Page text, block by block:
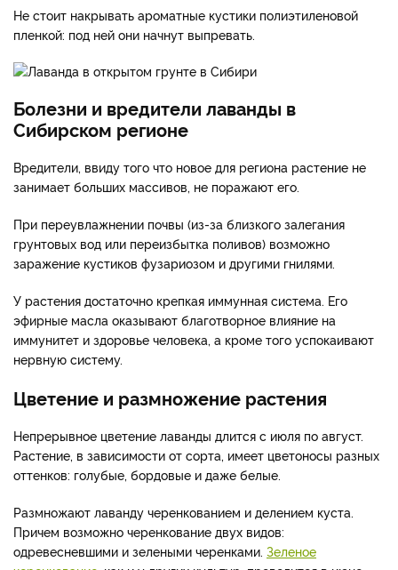
Не стоит накрывать ароматные кустики полиэтиленовой
пленкой: под ней они начнут выпревать.
Болезни и вредители лаванды в
Сибирском регионе
Вредители, ввиду того что новое для региона растение не
занимает больших массивов, не поражают его.
При переувлажнении почвы (из-за близкого залегания
грунтовых вод или переизбытка поливов) возможно
заражение кустиков фузариозом и другими гнилями.
У растения достаточно крепкая иммунная система. Его
эфирные масла оказывают благотворное влияние на
иммунитет и здоровье человека, а кроме того успокаивают
нервную систему.
Цветение и размножение растения
Непрерывное цветение лаванды длится с июля по август.
Растение, в зависимости от сорта, имеет цветоносы разных
оттенков: голубые, бордовые и даже белые.
Размножают лаванду черенкованием и делением куста.
Причем возможно черенкование двух видов:
одревесневшими и зелеными черенками. Зеленое